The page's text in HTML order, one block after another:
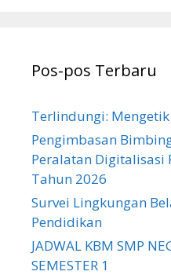
Pos-pos Terbaru
Terlindungi: Mengetik
Pengimbasan
Peralatan Digitalisasi
Tahun 2026
Survei Lingkungan
Pendidikan
JADWAL KBM SMP
SEMESTER 1